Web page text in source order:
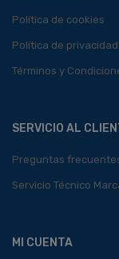
Política de cookies
Política de privacidad
Términos y
SERVICIO AL
Preguntas
Servicio Técnico
MI CUENTA